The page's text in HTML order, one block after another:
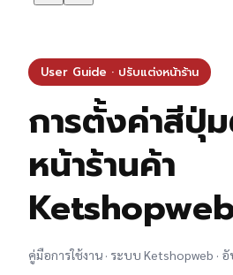
User Guide · ปรับแต่งหน้าร้าน
การตั้งค่าสีปุ่
หน้าร้านค้า
คู่มือการใช้งาน · ระบบ Ketshopweb ·